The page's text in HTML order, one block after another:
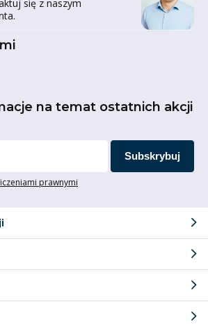
się z naszym
na temat ostatnich akcji
Subskrybuj
prawnymi